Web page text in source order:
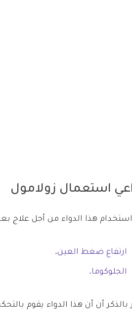
استعمال زولامول
هذا الدواء من أجل علاج
ارتفاع ضغط العين.
الجلوكوما.
بالذكر أن أن هذا الدواء يقوم